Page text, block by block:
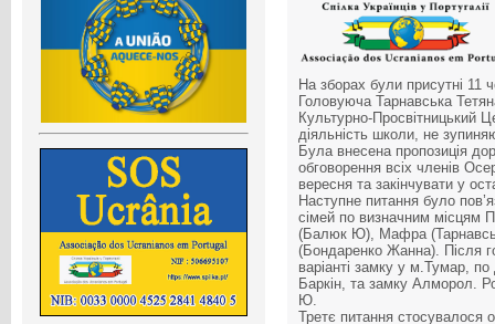
На зборах були присутні 11
Головуюча Тарнавська
Культурно-Просвітницький
діяльність школи, не
Була внесена пропозиція
обговорення всіх членів
вересня та закінчувати у
Наступне питання було
сімей по визначним місцям
(Балюк Ю), Мафра
(Бондаренко Жанна). Після
варіанті замку у м.Тумар,
Баркін, та замку Алморол.
Ю.
Третє питання стосувалося